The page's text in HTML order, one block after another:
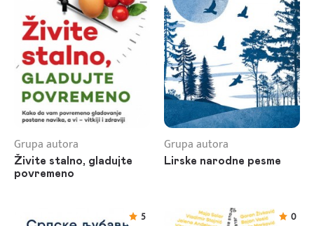
Grupa autora
Živite stalno, gladujte
povremeno
Grupa autora
Lirske narodne pesme
5 0